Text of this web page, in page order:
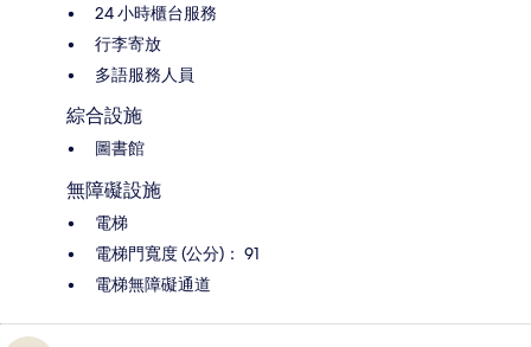
24 小時櫃台服務
行李寄放
多語服務人員
綜合設施
圖書館
無障礙設施
電梯
電梯門寬度 (公分)： 91
電梯無障礙通道